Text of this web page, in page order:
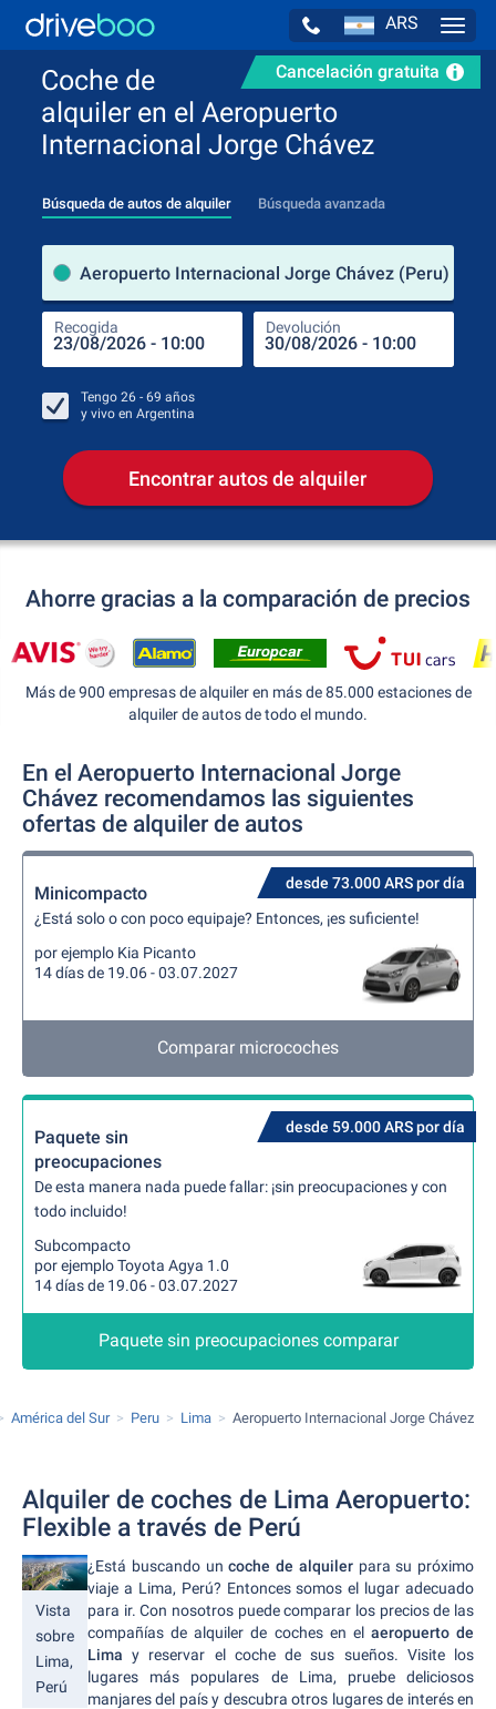
ARS
Cancelación gratuita
Coche de
alquiler en el Aeropuerto
Internacional Jorge Chávez
Búsqueda de autos de alquiler Búsqueda avanzada
Aeropuerto Internacional Jorge Chávez (Peru)
Recogida Devolución
Tengo 26 - 69 años
y vivo en Argentina
Encontrar autos de alquiler
Ahorre gracias a la comparación de precios
Más de 900 empresas de alquiler en más de 85.000 estaciones de
alquiler de autos de todo el mundo.
En el Aeropuerto Internacional Jorge
Chávez recomendamos las siguientes
ofertas de alquiler de autos
desde 73.000 ARS por día
Minicompacto
¿Está solo o con poco equipaje? Entonces, ¡es suficiente!
por ejemplo Kia Picanto
14 días de 19.06 - 03.07.2027
Comparar microcoches
desde 59.000 ARS por día
Paquete sin
preocupaciones
De esta manera nada puede fallar: ¡sin preocupaciones y con
todo incluido!
Subcompacto
por ejemplo Toyota Agya 1.0
14 días de 19.06 - 03.07.2027
Paquete sin preocupaciones comparar
América del Sur Peru Lima Aeropuerto Internacional Jorge Chávez
Alquiler de coches de Lima Aeropuerto:
Flexible a través de Perú
Vista
sobre
Lima,
Perú
¿Está buscando uncoche de alquilerpara su próximo
viaje a Lima, Perú? Entonces somos el lugar adecuado
para ir. Con nosotros puede comparar los precios de las
compañías de alquiler de coches en el aeropuerto de
Lima y reservar el coche de sus sueños. Visite los
lugares más populares de Lima, pruebe deliciosos
manjares del país y descubra otros lugares de interés en